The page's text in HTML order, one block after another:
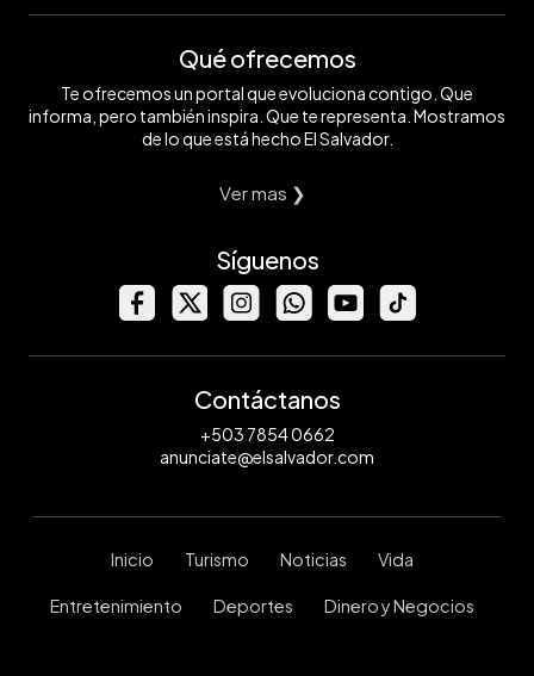
Qué ofrecemos
Te ofrecemos un portal que evoluciona contigo. Que
informa, pero también inspira. Que te representa. Mostramos
de lo que está hecho El Salvador.
Ver mas ❯
Síguenos
Contáctanos
+503 7854 0662
anunciate@elsalvador.com
Inicio Turismo Noticias Vida
Entretenimiento Deportes Dinero y Negocios